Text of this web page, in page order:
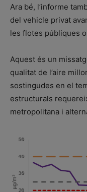
Ara bé, l’informe
del vehicle privat
les flotes públiques
Aquest és un
qualitat de l’aire
sostingudes en el
estructurals
metropolitana i